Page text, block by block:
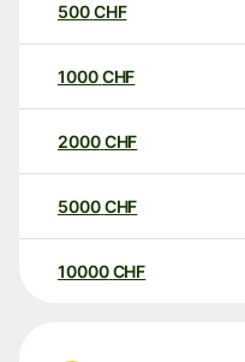
500CHF
1000CHF
2000CHF
5000CHF
10000 CHF